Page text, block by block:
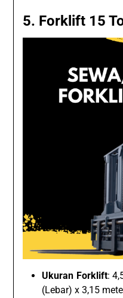
5. Forklift 15
Ukuran Forklift:
(Lebar) x 3,15